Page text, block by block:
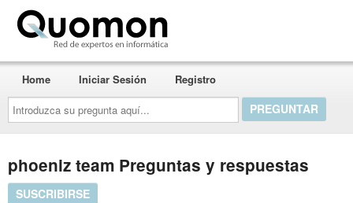
Introduzca
su
pregunta
aquí...
Home Iniciar Sesión Registro
phoeniz team Preguntas y respuestas
SUSCRIBIRSE